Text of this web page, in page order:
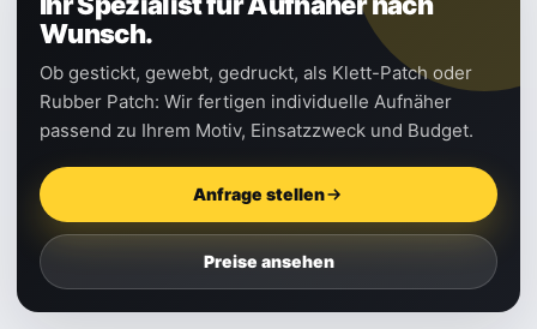
Wunsch.
Ob gestickt, gewebt, gedruckt, als Klett-Patch oder
Rubber Patch: Wir fertigen individuelle Aufnäher
passend zu Ihrem Motiv, Einsatzzweck und Budget.
Anfrage stellen
Preise ansehen